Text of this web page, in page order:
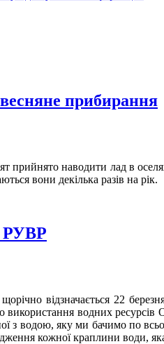
прибирання
прийнято наводити лад в
вони декілька разів на рік.
РУВР
відзначається 22
використання водних
з водою, яку ми бачимо по
кожної краплини води,